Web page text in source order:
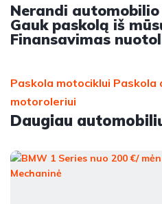
Nerandi automobilio
Gauk paskolą iš
Finansavimas
Paskola motociklui Paskola
motoroleriui
Daugiau